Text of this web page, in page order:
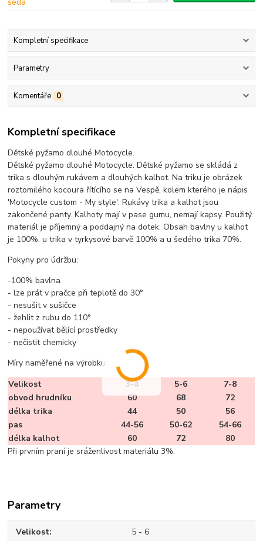
Kompletní specifikace
Parametry
Komentáře 0
Kompletní specifikace
Dětské pyžamo dlouhé Motocycle.
Dětské pyžamo dlouhé Motocycle. Dětské pyžamo se skládá z
trika s dlouhým rukávem a dlouhých kalhot. Na triku je obrázek
roztomilého kocoura řítícího se na Vespě, kolem kterého je nápis
'Motocycle custom - My style'. Rukávy trika a kalhot jsou
zakončené panty. Kalhoty mají v pase gumu, nemají kapsy. Použitý
materiál je příjemný a poddajný na dotek. Obsah bavlny u kalhot
je 100%, u trika v tyrkysové barvě 100% a u šedého trika 70%.
Pokyny pro údržbu:
-100% bavlna
- lze prát v pračce při teplotě do 30°
- nesušit v sušičce
- žehlit z rubu do 110°
- nepoužívat bělící prostředky
- nečistit chemicky
Míry naměřené na výrobku:
Velikost
3-4 5-6
7-8
obvod hrudníku
60 68
72
délka trika
44 50
56
pas
44-56 50-62
54-66
délka kalhot
60 72
80
Při prvním praní je sráženlivost materiálu 3%.
Parametry
Velikost 5 - 6